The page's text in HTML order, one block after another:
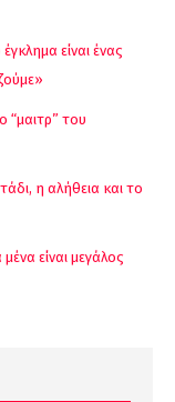
είναι ένας
“μαιτρ” του
η αλήθεια και το
είναι μεγάλος